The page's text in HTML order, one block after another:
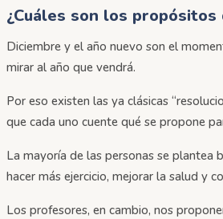
¿Cuáles son los
Diciembre y el año nuevo son el
mirar al año que vendrá.
Por eso existen las ya clásicas
que cada uno cuente qué se propone
La mayoría de las personas se plantea
hacer más ejercicio, mejorar la salud y
Los profesores, en cambio, nos